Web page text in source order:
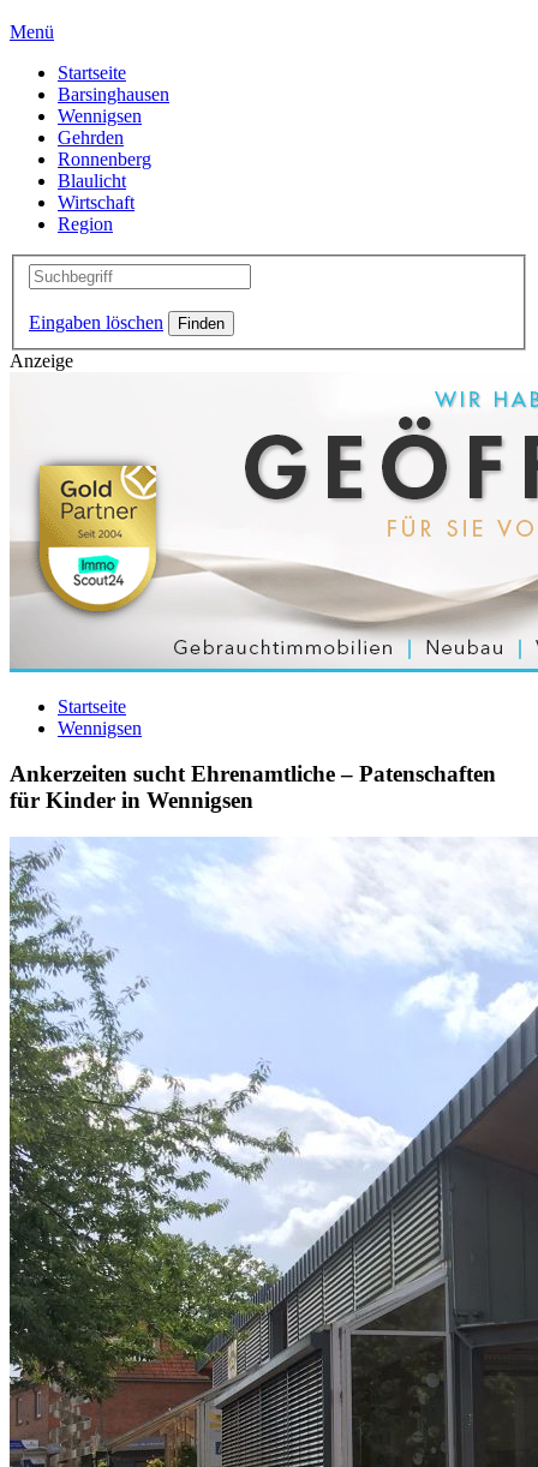
Menü
Startseite
Barsinghausen
Wennigsen
Gehrden
Ronnenberg
Blaulicht
Wirtschaft
Region
Eingaben löschen
Anzeige
Startseite
Wennigsen
Ankerzeiten sucht Ehrenamtliche – Patenschaften
für Kinder in Wennigsen